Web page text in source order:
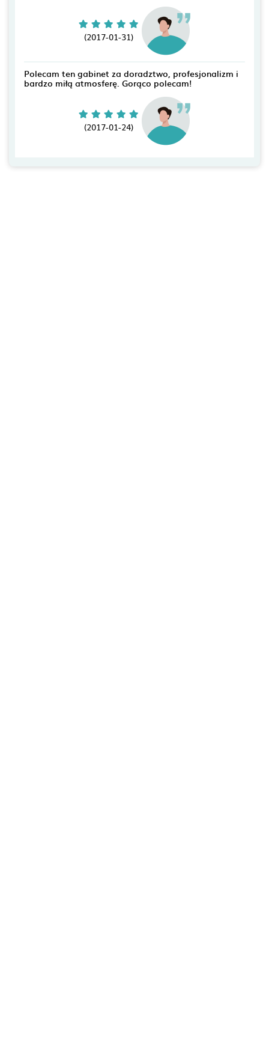
(2017-01-31)
Polecam ten gabinet za doradztwo, profesjonalizm i
bardzo miłą atmosferę. Gorąco polecam!
(2017-01-24)